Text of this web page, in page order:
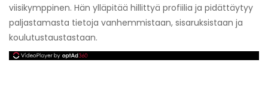
viisikymppinen. Hän ylläpitää hillittyä profiilia ja pidättäytyy
paljastamasta tietoja vanhemmistaan, sisaruksistaan ​​ja
koulutustaustastaan.